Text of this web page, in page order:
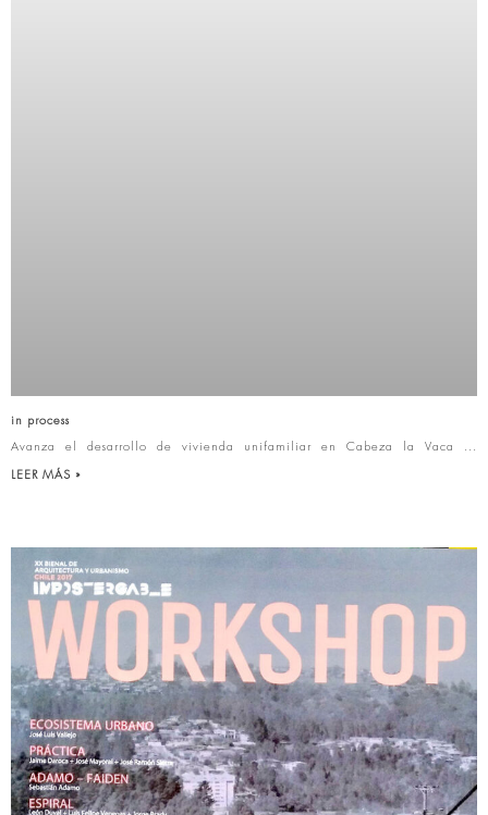
in process
Avanza el desarrollo de vivienda unifamiliar en Cabeza la Vaca
LEER MÁS »